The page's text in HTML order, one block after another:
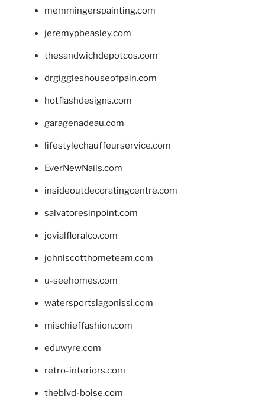
memmingerspainting.com
jeremypbeasley.com
thesandwichdepotcos.com
drgiggleshouseofpain.com
hotflashdesigns.com
garagenadeau.com
lifestylechauffeurservice.com
EverNewNails.com
insideoutdecoratingcentre.com
salvatoresinpoint.com
jovialfloralco.com
johnlscotthometeam.com
u-seehomes.com
watersportslagonissi.com
mischieffashion.com
eduwyre.com
retro-interiors.com
theblvd-boise.com